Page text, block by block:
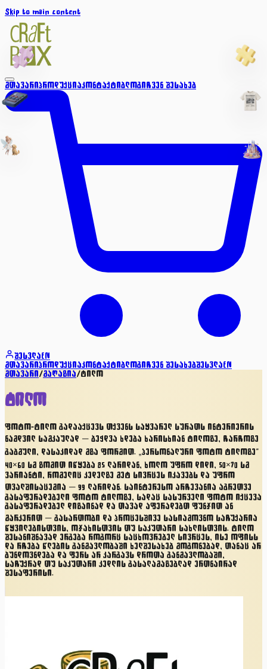
Skip to main content
მთავარიპროდუქციაკონტაქტიბლოგიჩვენ შესახებ
შესვლაEN
მთავარიპროდუქციაკონტაქტიბლოგიჩვენ შესახებშესვლაEN
მთავარი/მაღაზია/ტილო
ტილო
ფოტო-ტილო გადააქცევს თქვენს საყვარელ სურათს ინტერიერის
ნამდვილ სამკაულად — ბეჭდვა ხდება ხარისხიან ტილოზე, ჩარჩოზე
გაბმული, დასაკიდად მზა ფორმით. „პერსონალური ფოტო ტილოზე“
40×60 სმ ზომით იწყება 85 ლარიდან, ხოლო უფრო დიდი, 50×70 სმ
ვარიანტი, რომელიც კედელზე მეტ სივრცეს იკავებს და უფრო
თვალშისაცემია — 99 ლარიდან. საინტერესო არჩევანია აგრეთვე
გასაფერადებელი ფოტო ტილოზე, სადაც სასურველი ფოტო იქცევა
გასაფერადებელ დიზაინად და თავად აფერადებთ ფუნჯით ან
მარკერით — გასართობი და პროცესშივე სასიამოვნო საჩუქარია
წყვილებისთვის, ოჯახისთვის თუ საკუთარი სახლისთვის. ტილო
შესანიშნავად ერგება როგორც საცხოვრებელ სივრცეს, ისე ოფისს
და რჩება წლების განმავლობაში ხელშესახებ მოგონებად, თანაც არ
ბუნდოვნდება და ფერს არ კარგავს დროთა განმავლობაში,
საჩუქრად თუ საკუთარი კედლის გასალამაზებლად ერთნაირად
შესაფერისი.